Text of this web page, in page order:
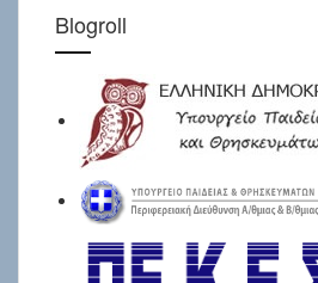
Blogroll